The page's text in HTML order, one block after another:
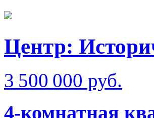
Центр:
3 500 000 руб.
4-комнатная